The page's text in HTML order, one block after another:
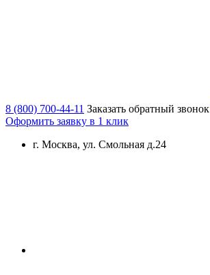
8 (800) 700-44-11 Заказать обратный звонок
Оформить заявку в 1 клик
г. Москва, ул. Смольная д.24